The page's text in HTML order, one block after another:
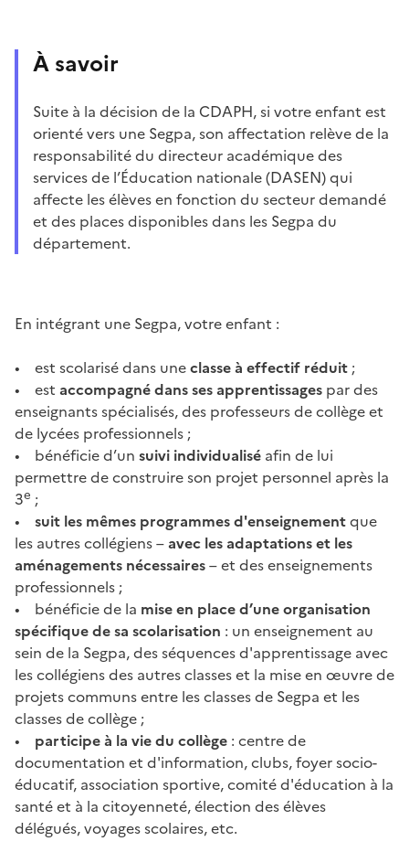
À savoir
Suite à la décision de la CDAPH, si votre enfant est
orienté vers une Segpa, son affectation relève de la
responsabilité du directeur académique des
services de l’Éducation nationale (DASEN) qui
affecte les élèves en fonction du secteur demandé
et des places disponibles dans les Segpa du
département.
En intégrant une Segpa, votre enfant :
• est scolarisé dans uneclasse à effectif réduit ;
• est accompagné dans ses apprentissages par des
enseignants spécialisés, des professeurs de collège et
de lycées professionnels ;
• bénéficie d’un suivi individualisé afin de lui
permettre de construire son projet personnel après la
3e ;
• suit les mêmes programmes d'enseignementque
les autres collégiens –avec les adaptations et les
aménagements nécessaires– et des enseignements
professionnels ;
• bénéficie de la mise en place d’une organisation
spécifique de sa scolarisation : un enseignement au
sein de la Segpa, des séquences d'apprentissage avec
les collégiens des autres classes et la mise en œuvre de
projets communs entre les classes de Segpa et les
classes de collège ;
• participe à la vie du collège : centre de
documentation et d'information, clubs, foyer socio-
éducatif, association sportive, comité d'éducation à la
santé et à la citoyenneté, élection des élèves
délégués, voyages scolaires, etc.